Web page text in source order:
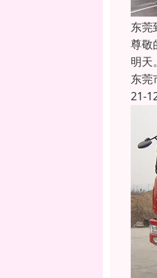
东莞
尊敬
明天
东莞
21-